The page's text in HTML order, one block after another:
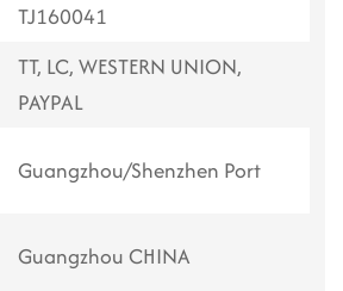
TJ160041
TT, LC, WESTERN UNION,
PAYPAL
Guangzhou/Shenzhen Port
Guangzhou CHINA